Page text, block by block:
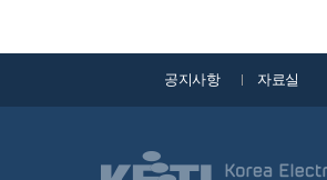
공지사항 자료실